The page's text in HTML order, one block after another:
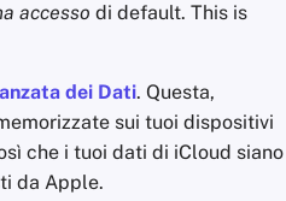
accesso di default. This is
dei Dati. Questa,
sui tuoi dispositivi
che i tuoi dati di iCloud siano
da Apple.